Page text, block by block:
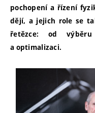
pochopení a řízení
dějí, a jejich role se
řetězce: od
a optimalizaci.